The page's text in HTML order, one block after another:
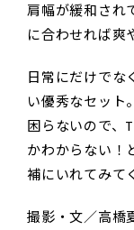
肩幅が緩和され
に合わせれば爽
日常にだけでな
い優秀なセット
困らないので、
かわからない！
補にいれてみて
撮影・文／高橋